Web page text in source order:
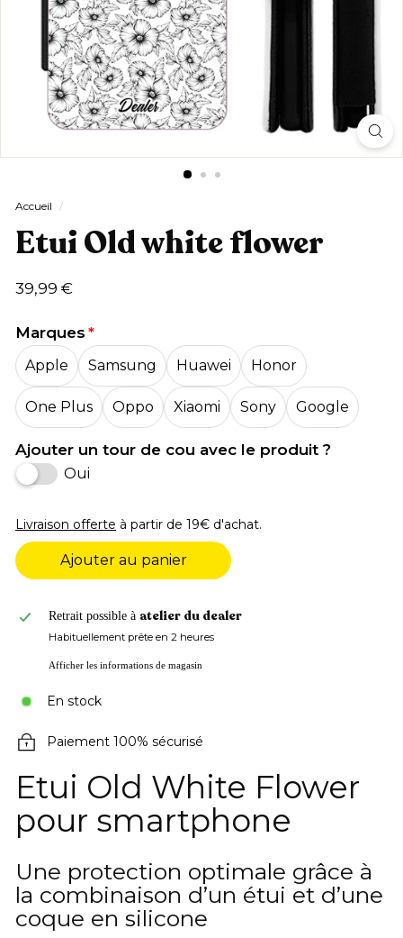
Accueil /
Etui Old white flower
Prix
39,99 €39,99
Marques
Apple Samsung Huawei Honor
One Plus Oppo Xiaomi Sony Google
Ajouter un tour de cou avec le produit ?
Oui
Livraison offerte à partir de 19€ d'achat.
Ajouter au panier
Retrait possible à atelier du dealer
Habituellement prête en 2 heures
Afficher les informations de magasin
En stock
Paiement 100% sécurisé
Etui Old White Flower
pour smartphone
Une protection optimale grâce à
la combinaison d’un étui et d’une
coque en silicone